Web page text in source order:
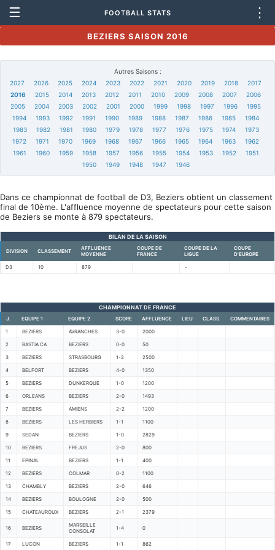
☰ FOOTBALL STATS ⋮
BEZIERS SAISON 2016
Autres Saisons :
2027
2026 2025 2024 2023 2022 2021 2020 2019 2018
2017
2016
2015 2014 2013 2012 2011 2010 2009 2008 2007
2006
2005
2004 2003 2002 2001 2000 1999 1998 1997 1996
1995
1994
1993 1992 1991 1990 1989 1988 1987 1986 1985
1984
1983
1982 1981 1980 1979 1978 1977 1976 1975 1974
1973
1972
1971 1970 1969 1968 1967 1966 1965 1964 1963
1962
1961
1960 1959 1958 1957 1956 1955 1954 1953 1952
1951
1950
1949 1948 1947 1946
Dans ce championnat de football de D3, Beziers obtient un classement
final de 10ème. L'affluence moyenne de spectateurs pour cette saison
de Beziers se monte à 879 spectateurs.
BILAN DE LA SAISON
DIVISION CLASSEMENT
AFFLUENCE
MOYENNE
COUPE DE
FRANCE
COUPE DE LA
LIGUE
COUPE
D'EUROPE
D3 10 879 -
CHAMPIONNAT DE FRANCE
J. EQUIPE 1 EQUIPE 2 SCORE AFFLUENCE LIEU CLASS. COMMENTAIRES
1 BEZIERS AVRANCHES 3-0 2000
2 BASTIA CA BEZIERS 0-0 50
3 BEZIERS STRASBOURG 1-2 2500
4 BELFORT BEZIERS 4-0 1350
5 BEZIERS DUNKERQUE 1-0 1200
6 ORLEANS BEZIERS 2-0 1493
7 BEZIERS AMIENS 2-2 1200
8 BEZIERS LES HERBIERS 1-1 1100
9 SEDAN BEZIERS 1-0 2829
10 BEZIERS FREJUS 2-0 800
11 EPINAL BEZIERS 1-1 400
12 BEZIERS COLMAR 0-2 1100
13 CHAMBLY BEZIERS 2-0 646
14 BEZIERS BOULOGNE 2-0 500
15 CHATEAUROUX BEZIERS 2-1 2379
16 BEZIERS
MARSEILLE
CONSOLAT
1-4 0
17 LUCON BEZIERS 1-1 862